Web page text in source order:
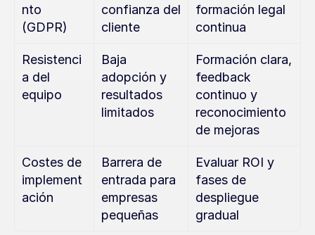
nto
(GDPR)
confianza del
cliente
formación legal
continua
Resistenci
a del
equipo
Baja
adopción y
resultados
limitados
Formación clara,
feedback
continuo y
reconocimiento
de mejoras
Costes de
implement
ación
Barrera de
entrada para
empresas
pequeñas
Evaluar ROI y
fases de
despliegue
gradual